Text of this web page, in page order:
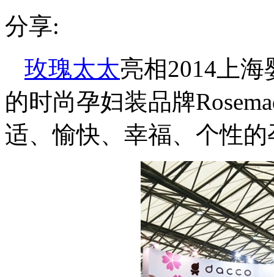
分享:
玫瑰太太亮相2014上
的时尚孕妇装品牌
适、愉快、幸福、个性